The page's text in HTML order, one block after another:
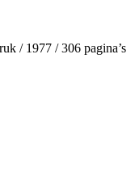
/ 1977 / 306 pagina’s